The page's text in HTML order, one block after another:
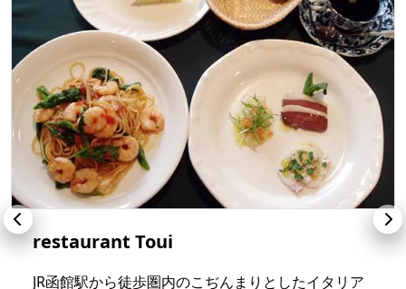
restaurant Toui
JR函館駅から徒歩圏内のこぢんまりとしたイタリア